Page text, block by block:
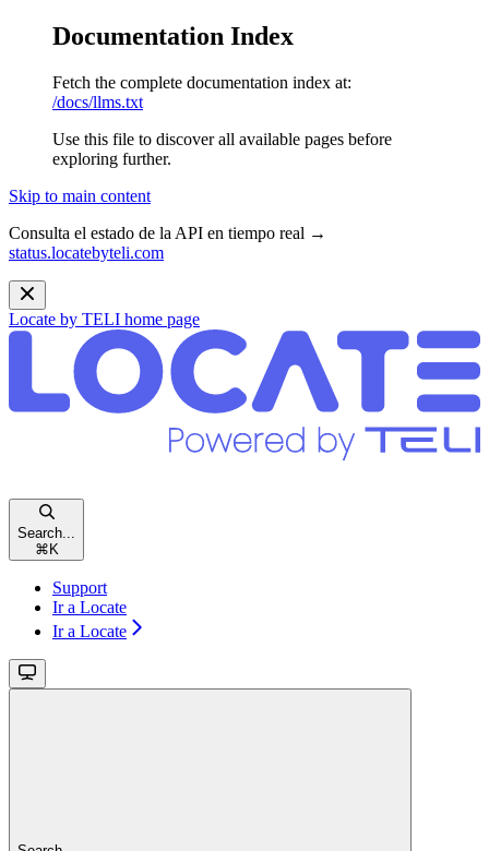
Documentation Index
Fetch the complete documentation index at:
/docs/llms.txt
Use this file to discover all available pages before
exploring further.
Skip to main content
Consulta el estado de la API en tiempo real →
status.locatebyteli.com
Locate by TELI home page
Search...
⌘ K
Support
Ir a Locate
Ir a Locate